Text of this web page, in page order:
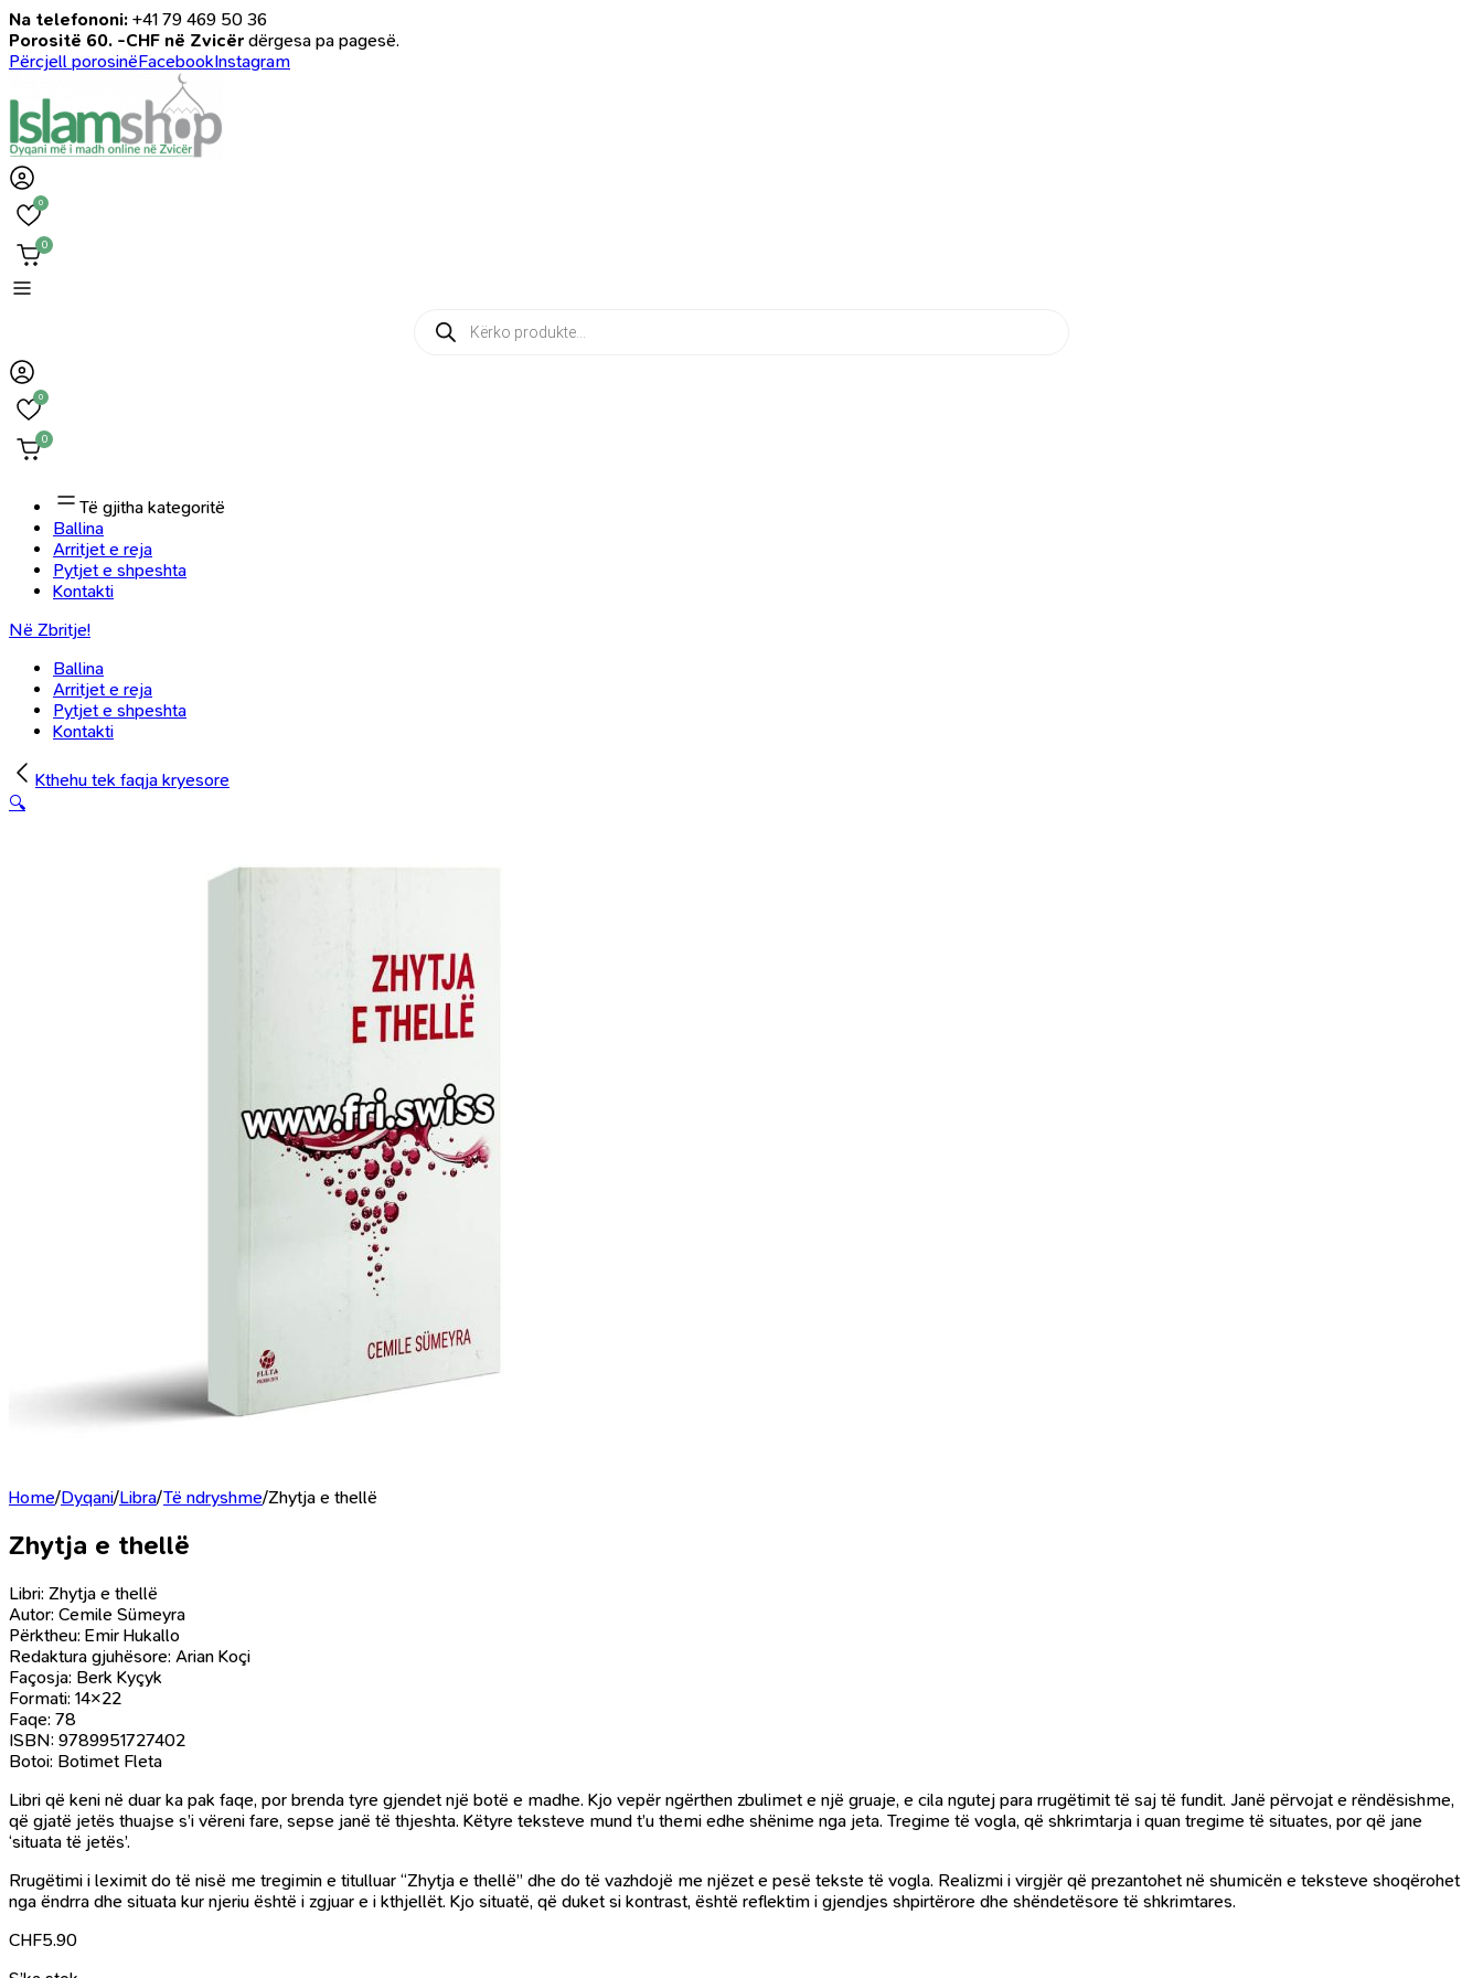
Na telefononi: +41 79 469 50 36
Porositë 60. -CHF në Zvicër dërgesa pa pagesë.
Përcjell porosinëFacebookInstagram
0
0
Products
search
0
0
Të gjitha kategoritë
Ballina
Arritjet e reja
Pytjet e shpeshta
Kontakti
Në Zbritje!
Ballina
Arritjet e reja
Pytjet e shpeshta
Kontakti
Kthehu tek faqja kryesore
🔍
Home/Dyqani/Libra/Të ndryshme/Zhytja e thellë
Zhytja e thellë
Libri: Zhytja e thellë
Autor: Cemile Sümeyra
Përktheu: Emir Hukallo
Redaktura gjuhësore: Arian Koçi
Façosja: Berk Kyçyk
Formati: 14×22
Faqe: 78
ISBN: 9789951727402
Botoi: Botimet Fleta
Libri që keni në duar ka pak faqe, por brenda tyre gjendet një botë e madhe. Kjo vepër ngërthen zbulimet e një gruaje, e cila ngutej para rrugëtimit të saj të fundit. Janë përvojat e rëndësishme,
që gjatë jetës thuajse s’i vëreni fare, sepse janë të thjeshta. Këtyre teksteve mund t’u themi edhe shënime nga jeta. Tregime të vogla, që shkrimtarja i quan tregime të situates, por që jane
‘situata të jetës’.
Rrugëtimi i leximit do të nisë me tregimin e titulluar “Zhytja e thellë” dhe do të vazhdojë me njëzet e pesë tekste të vogla. Realizmi i virgjër që prezantohet në shumicën e teksteve shoqërohet
nga ëndrra dhe situata kur njeriu është i zgjuar e i kthjellët. Kjo situatë, që duket si kontrast, është reflektim i gjendjes shpirtërore dhe shëndetësore të shkrimtares.
CHF5.90